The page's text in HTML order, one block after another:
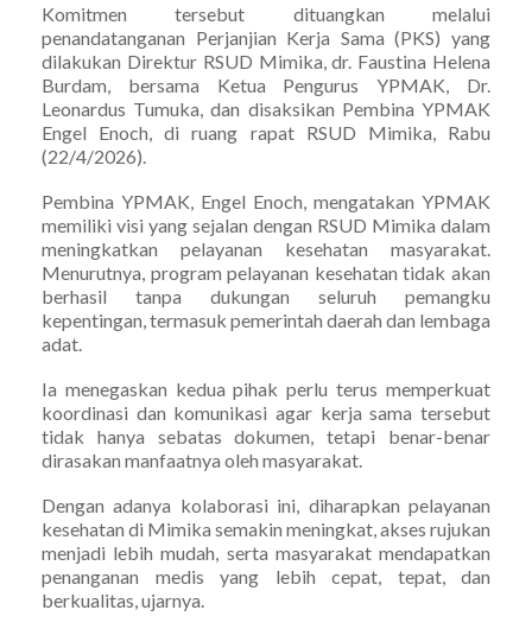
Komitmen tersebut dituangkan melalui
penandatanganan Perjanjian Kerja Sama (PKS) yang
dilakukan Direktur RSUD Mimika, dr. Faustina Helena
Burdam, bersama Ketua Pengurus YPMAK, Dr.
Leonardus Tumuka, dan disaksikan Pembina YPMAK
Engel Enoch, di ruang rapat RSUD Mimika, Rabu
(22/4/2026).
Pembina YPMAK, Engel Enoch, mengatakan YPMAK
memiliki visi yang sejalan dengan RSUD Mimika dalam
meningkatkan pelayanan kesehatan masyarakat.
Menurutnya, program pelayanan kesehatan tidak akan
berhasil tanpa dukungan seluruh pemangku
kepentingan, termasuk pemerintah daerah dan lembaga
adat.
Ia menegaskan kedua pihak perlu terus memperkuat
koordinasi dan komunikasi agar kerja sama tersebut
tidak hanya sebatas dokumen, tetapi benar-benar
dirasakan manfaatnya oleh masyarakat.
Dengan adanya kolaborasi ini, diharapkan pelayanan
kesehatan di Mimika semakin meningkat, akses rujukan
menjadi lebih mudah, serta masyarakat mendapatkan
penanganan medis yang lebih cepat, tepat, dan
berkualitas, ujarnya.